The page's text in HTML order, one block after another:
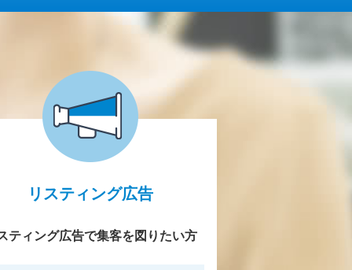
リスティング広告
ティング広告で集客を図りたい方